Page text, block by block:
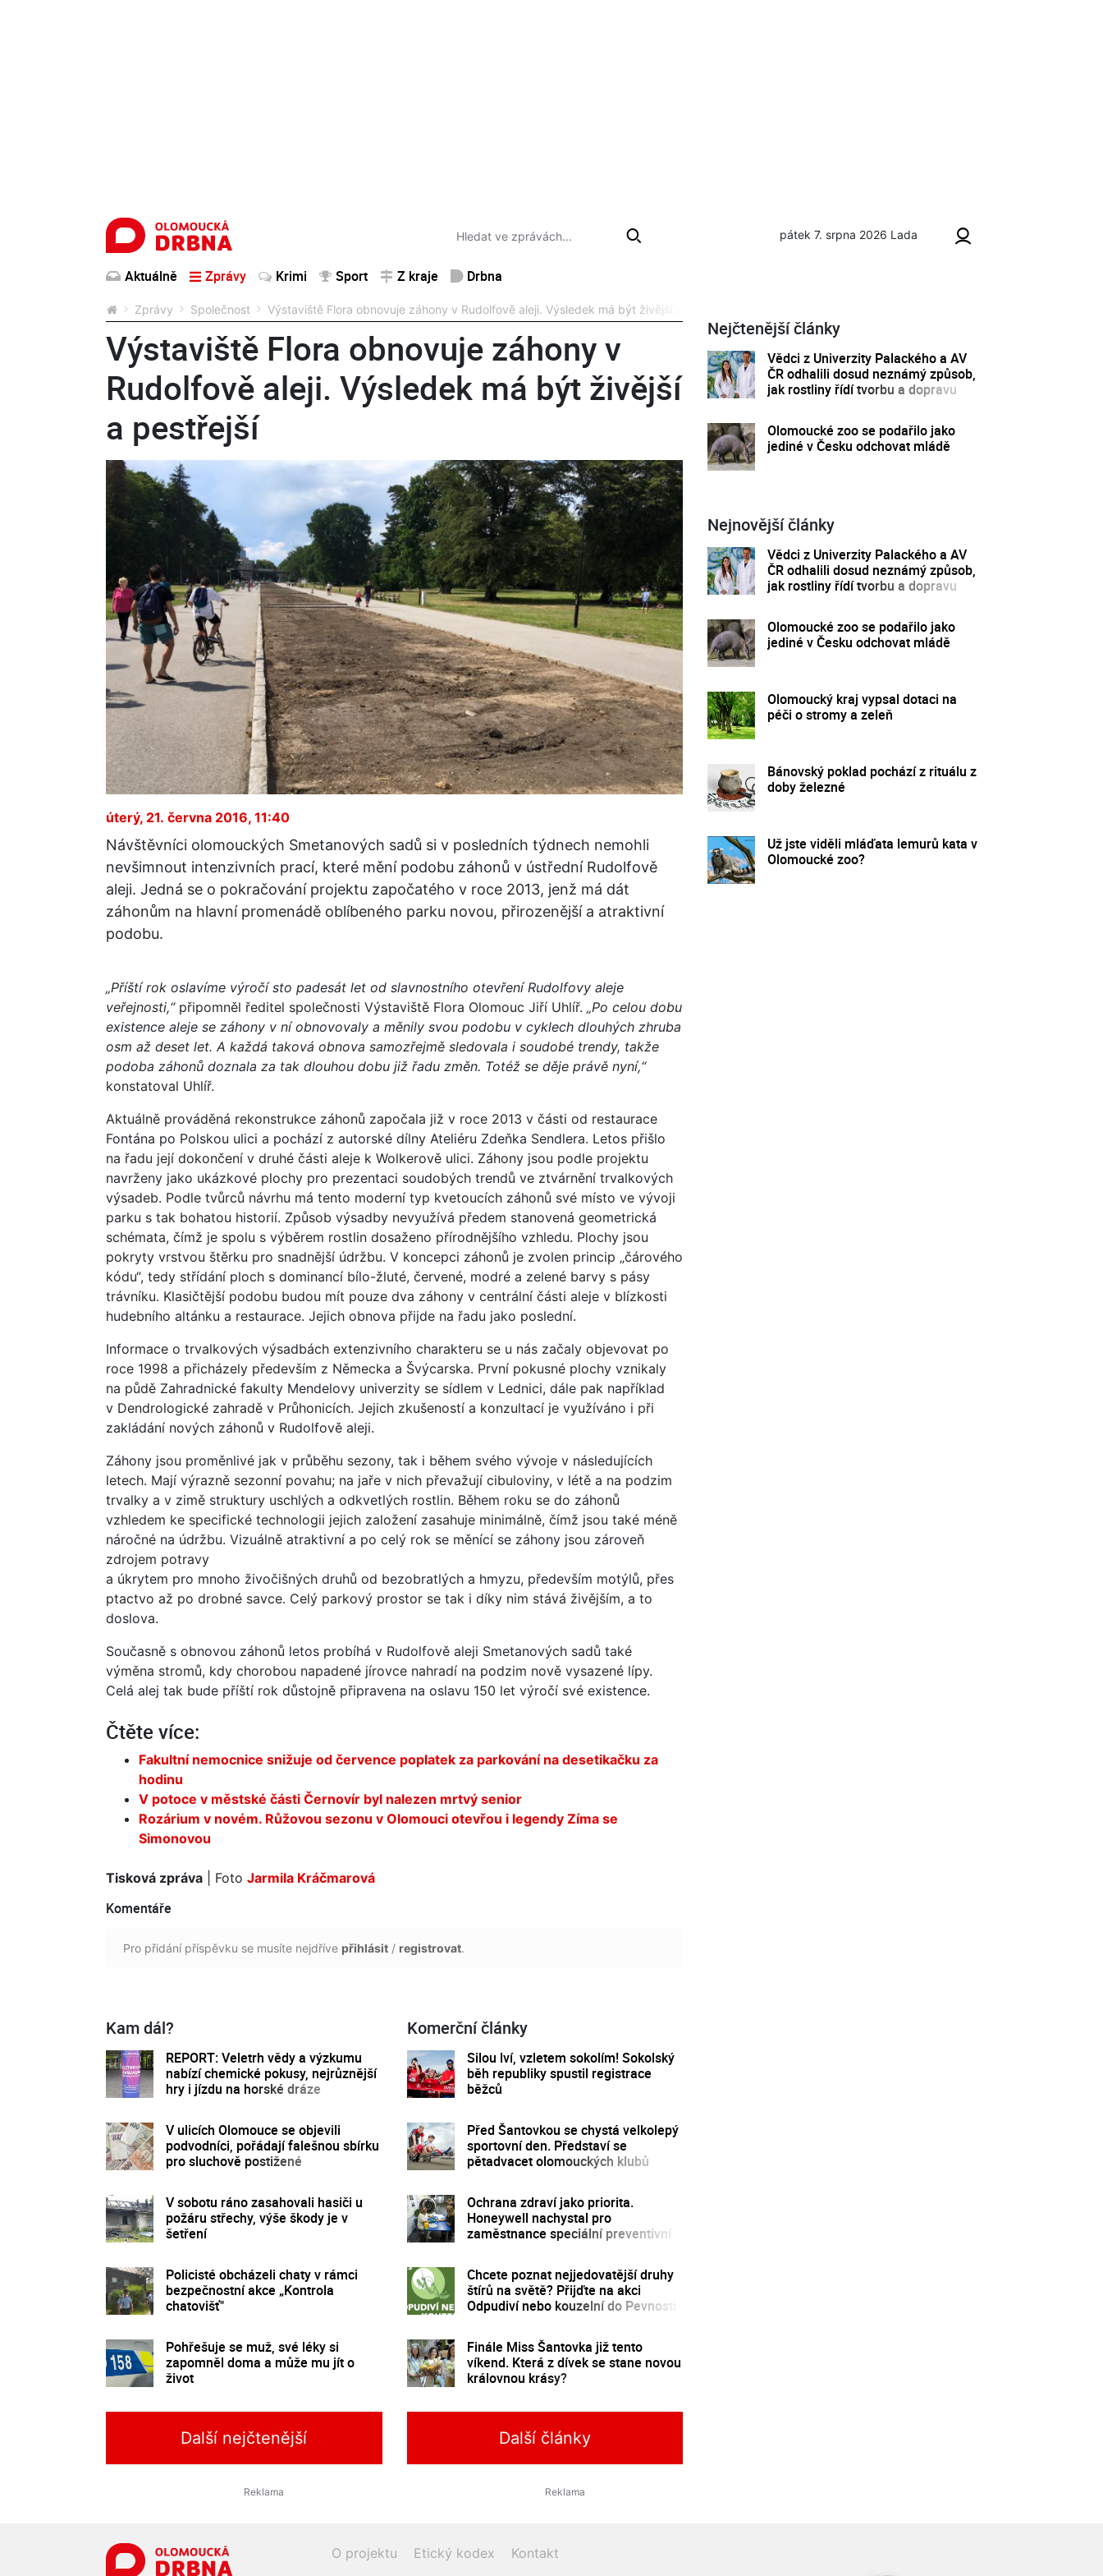
pátek 7. srpna 2026 Lada
Aktuálně Zprávy Krimi Sport Z kraje Drbna
Zprávy Společnost Výstaviště Flora obnovuje záhony v Rudolfově aleji. Výsledek má být živější a pestřejší
Výstaviště Flora obnovuje záhony v
Rudolfově aleji. Výsledek má být živější
a pestřejší
úterý, 21. června 2016, 11:40
Návštěvníci olomouckých Smetanových sadů si v posledních týdnech nemohli
nevšimnout intenzivních prací, které mění podobu záhonů v ústřední Rudolfově
aleji. Jedná se o pokračování projektu započatého v roce 2013, jenž má dát
záhonům na hlavní promenádě oblíbeného parku novou, přirozenější a atraktivní
podobu.
„Příští rok oslavíme výročí sto padesát let od slavnostního otevření Rudolfovy aleje
veřejnosti,“připomněl ředitel společnosti Výstaviště Flora Olomouc Jiří Uhlíř. „Po celou dobu
existence aleje se záhony v ní obnovovaly a měnily svou podobu v cyklech dlouhých zhruba
osm až deset let. A každá taková obnova samozřejmě sledovala i soudobé trendy, takže
podoba záhonů doznala za tak dlouhou dobu již řadu změn. Totéž se děje právě nyní,“
konstatoval Uhlíř.
Aktuálně prováděná rekonstrukce záhonů započala již v roce 2013 v části od restaurace
Fontána po Polskou ulici a pochází z autorské dílny Ateliéru Zdeňka Sendlera. Letos přišlo
na řadu její dokončení v druhé části aleje k Wolkerově ulici. Záhony jsou podle projektu
navrženy jako ukázkové plochy pro prezentaci soudobých trendů ve ztvárnění trvalkových
výsadeb. Podle tvůrců návrhu má tento moderní typ kvetoucích záhonů své místo ve vývoji
parku s tak bohatou historií. Způsob výsadby nevyužívá předem stanovená geometrická
schémata, čímž je spolu s výběrem rostlin dosaženo přírodnějšího vzhledu. Plochy jsou
pokryty vrstvou štěrku pro snadnější údržbu. V koncepci záhonů je zvolen princip „čárového
kódu“, tedy střídání ploch s dominancí bílo-žluté, červené, modré a zelené barvy s pásy
trávníku. Klasičtější podobu budou mít pouze dva záhony v centrální části aleje v blízkosti
hudebního altánku a restaurace. Jejich obnova přijde na řadu jako poslední.
Informace o trvalkových výsadbách extenzivního charakteru se u nás začaly objevovat po
roce 1998 a přicházely především z Německa a Švýcarska. První pokusné plochy vznikaly
na půdě Zahradnické fakulty Mendelovy univerzity se sídlem v Lednici, dále pak například
v Dendrologické zahradě v Průhonicích. Jejich zkušeností a konzultací je využíváno i při
zakládání nových záhonů v Rudolfově aleji.
Záhony jsou proměnlivé jak v průběhu sezony, tak i během svého vývoje v následujících
letech. Mají výrazně sezonní povahu; na jaře v nich převažují cibuloviny, v létě a na podzim
trvalky a v zimě struktury uschlých a odkvetlých rostlin. Během roku se do záhonů
vzhledem ke specifické technologii jejich založení zasahuje minimálně, čímž jsou také méně
náročné na údržbu. Vizuálně atraktivní a po celý rok se měnící se záhony jsou zároveň
zdrojem potravy
a úkrytem pro mnoho živočišných druhů od bezobratlých a hmyzu, především motýlů, přes
ptactvo až po drobné savce. Celý parkový prostor se tak i díky nim stává živějším, a to
doslova.
Současně s obnovou záhonů letos probíhá v Rudolfově aleji Smetanových sadů také
výměna stromů, kdy chorobou napadené jírovce nahradí na podzim nově vysazené lípy.
Celá alej tak bude příští rok důstojně připravena na oslavu 150 let výročí své existence.
Čtěte více:
Fakultní nemocnice snižuje od července poplatek za parkování na desetikačku za
hodinu
V potoce v městské části Černovír byl nalezen mrtvý senior
Rozárium v novém. Růžovou sezonu v Olomouci otevřou i legendy Zíma se
Simonovou
Tisková zpráva | Foto Jarmila Kráčmarová
Komentáře
Pro přidání příspěvku se musíte nejdříve přihlásit / registrovat.
Kam dál?
REPORT: Veletrh vědy a výzkumu
nabízí chemické pokusy, nejrůznější
hry i jízdu na horské dráze
V ulicích Olomouce se objevili
podvodníci, pořádají falešnou sbírku
pro sluchově postižené
V sobotu ráno zasahovali hasiči u
požáru střechy, výše škody je v
šetření
Policisté obcházeli chaty v rámci
bezpečnostní akce „Kontrola
chatovišť"
Pohřešuje se muž, své léky si
zapomněl doma a může mu jít o
život
Komerční články
Silou lví, vzletem sokolím! Sokolský
běh republiky spustil registrace
běžců
Před Šantovkou se chystá velkolepý
sportovní den. Představí se
pětadvacet olomouckých klubů
Ochrana zdraví jako priorita.
Honeywell nachystal pro
zaměstnance speciální preventivní
Chcete poznat nejjedovatější druhy
štírů na světě? Přijďte na akci
Odpudiví nebo kouzelní do Pevnosti
Finále Miss Šantovka již tento
víkend. Která z dívek se stane novou
královnou krásy?
Další nejčtenější Další články
Nejčtenější články
Vědci z Univerzity Palackého a AV
ČR odhalili dosud neznámý způsob,
jak rostliny řídí tvorbu a dopravu
Olomoucké zoo se podařilo jako
jediné v Česku odchovat mládě
Nejnovější články
Vědci z Univerzity Palackého a AV
ČR odhalili dosud neznámý způsob,
jak rostliny řídí tvorbu a dopravu
Olomoucké zoo se podařilo jako
jediné v Česku odchovat mládě
Olomoucký kraj vypsal dotaci na
péči o stromy a zeleň
Bánovský poklad pochází z rituálu z
doby železné
Už jste viděli mláďata lemurů kata v
Olomoucké zoo?
O projektu Etický kodex Kontakt